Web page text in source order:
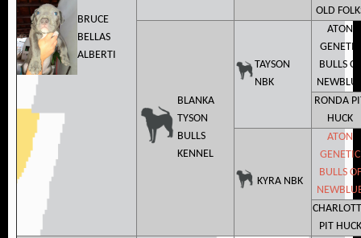
BRUCE
BELLAS
ALBERTI
OLD
BLANKA
TYSON
BULLS
KENNEL
TAYSON
NBK
ATON
GENETIC
BULLS OF
RONDA
HUCK
KYRA NBK
ATON
GENETIC
BULLS OF
PIT HUCK